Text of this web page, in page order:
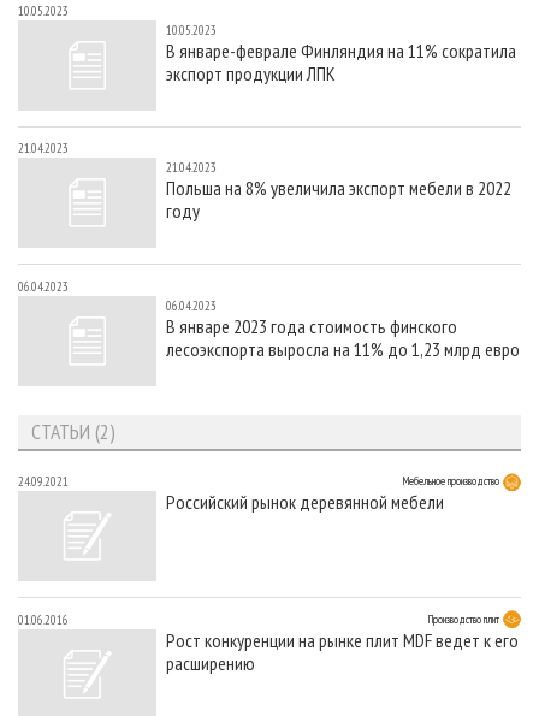
10.05.2023
10.05.2023
В январе-феврале Финляндия на 11% сократила
экспорт продукции ЛПК
21.04.2023
21.04.2023
Польша на 8% увеличила экспорт мебели в 2022
году
06.04.2023
06.04.2023
В январе 2023 года стоимость финского
лесоэкспорта выросла на 11% до 1,23 млрд евро
СТАТЬИ (2)
24.09.2021 Мебельное производство
Российский рынок деревянной мебели
01.06.2016 Производство плит
Рост конкуренции на рынке плит MDF ведет к его
расширению